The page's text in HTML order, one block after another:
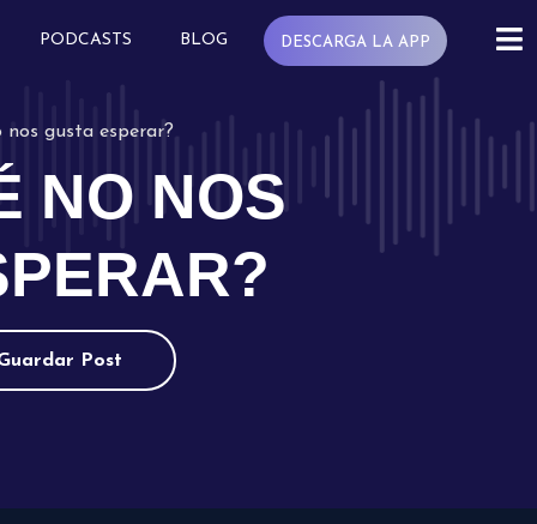
PODCASTS BLOG DESCARGA LA APP
nos gusta esperar?
NO NOS
Post